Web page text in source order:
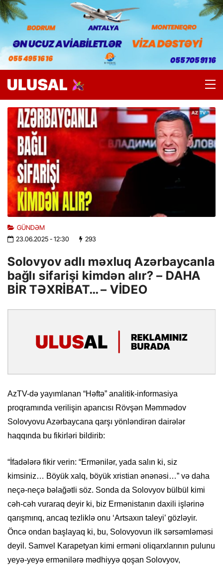
GÜNDƏM
23.06.2025- 12:30 293
Solovyov adlı məxluq Azərbaycanla
bağlı sifarişi kimdən alır? – DAHA
BİR TƏXRİBAT… – VİDEO
AzTV-də yayımlanan “Həftə” analitik-informasiya
proqramında verilişin aparıcısı Rövşən Məmmədov
Solovyovu Azərbaycana qarşı yönləndirən dairələr
haqqında bu fikirləri bildirib:
“İfadələrə fikir verin: “Ermənilər, yada salın ki, siz
kimsiniz… Böyük xalq, böyük xristian ənənəsi…” və daha
neçə-neçə bəlağətli söz. Sonda da Solovyov bülbül kimi
cəh-cəh vuraraq deyir ki, biz Ermənistanın daxili işlərinə
qarışmırıq, ancaq tezliklə onu ‘Artsaxın taleyi’ gözləyir.
Öncə ondan başlayaq ki, bu, Solovyovun ilk sərsəmləməsi
deyil. Samvel Karapetyan kimi erməni oliqarxlarının pulunu
yeyə-yeyə ermənilərə mədhiyyə qoşan Solovyov,